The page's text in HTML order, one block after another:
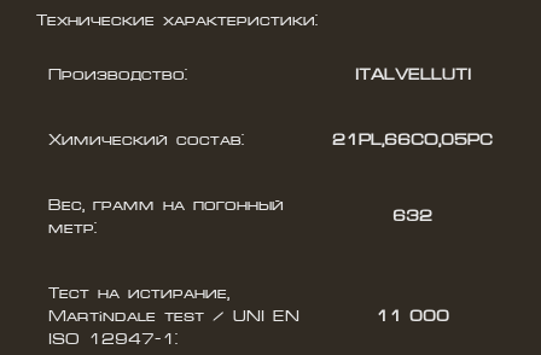
Технические характеристики:
Производство: ITALVELLUTI
Химический состав: 21PL,66CO,05PC
Вес, грамм на погонный
метр:
632
Тест на истирание,
Martindale test / UNI EN
ISO 12947-1:
11 000